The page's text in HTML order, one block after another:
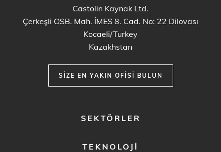
Castolin Kaynak Ltd.
Çerkeşli OSB. Mah. İMES 8. Cad. No: 22 Dilovası
Kocaeli/Turkey
Kazakhstan
SIZE EN YAKIN OFISI BULUN
SEKTÖRLER
TEKNOLOJI